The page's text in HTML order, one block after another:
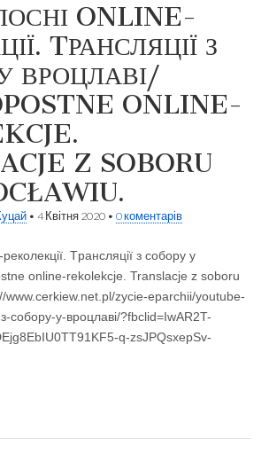
ONLINE-
TРАНСЛЯЦІЇ З
ВРОЦЛАВІ/
ONLINE-
Z SOBORU
• 4 Квітня 2020 • 0 коментарів
Tрансляції з собору у
online-rekolekcje. Translacje z soboru
www.cerkiew.net.pl/zycie-eparchii/youtube-
собору-у-вроцлаві/?fbclid=IwAR2T-
q-zsJPQsxepSv-